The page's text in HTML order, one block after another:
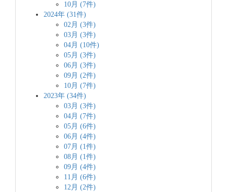
10月 (7件)
2024年 (31件)
02月 (3件)
03月 (3件)
04月 (10件)
05月 (3件)
06月 (3件)
09月 (2件)
10月 (7件)
2023年 (34件)
03月 (3件)
04月 (7件)
05月 (6件)
06月 (4件)
07月 (1件)
08月 (1件)
09月 (4件)
11月 (6件)
12月 (2件)